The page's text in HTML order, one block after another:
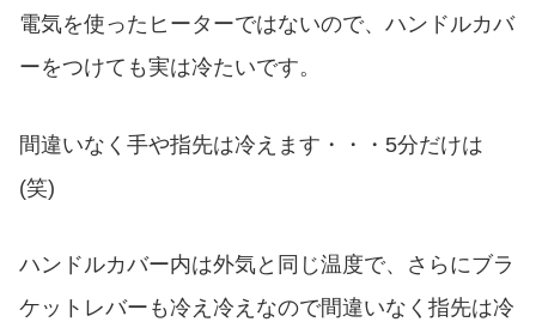
電気を使ったヒーターではないので、ハンドルカバ
ーをつけても実は冷たいです。
間違いなく手や指先は冷えます・・・5分だけは
(笑)
ハンドルカバー内は外気と同じ温度で、さらにブラ
ケットレバーも冷え冷えなので間違いなく指先は冷